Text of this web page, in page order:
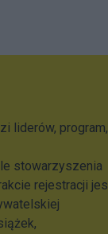
liderów, program,
stowarzyszenia
rejestracji